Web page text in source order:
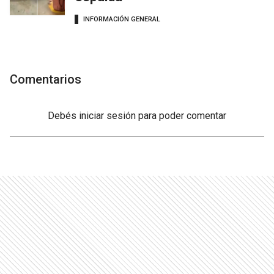
INFORMACIÓN GENERAL
Comentarios
Debés iniciar sesión para poder comentar